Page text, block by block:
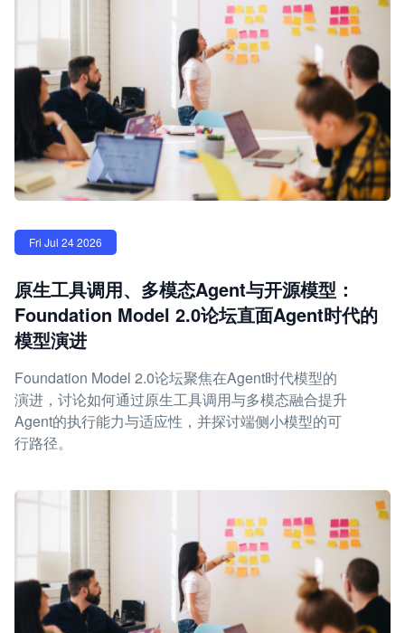
Fri Jul 24 2026
原生工具调用、多模态Agent与开源模型：
Foundation Model 2.0论坛直面Agent时代的
模型演进
Foundation Model 2.0论坛聚焦在Agent时代模型的
演进，讨论如何通过原生工具调用与多模态融合提升
Agent的执行能力与适应性，并探讨端侧小模型的可
行路径。